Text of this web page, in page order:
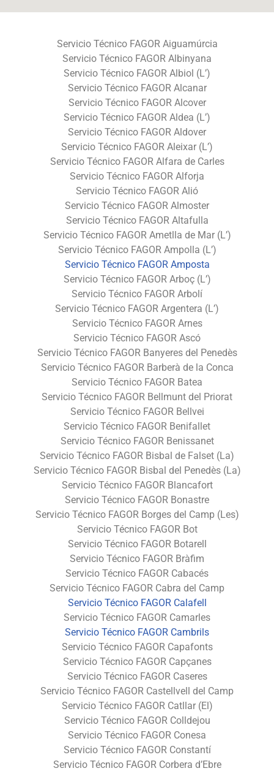
Servicio Técnico FAGOR Aiguamúrcia
Servicio Técnico FAGOR Albinyana
Servicio Técnico FAGOR Albiol (L’)
Servicio Técnico FAGOR Alcanar
Servicio Técnico FAGOR Alcover
Servicio Técnico FAGOR Aldea (L’)
Servicio Técnico FAGOR Aldover
Servicio Técnico FAGOR Aleixar (L’)
Servicio Técnico FAGOR Alfara de Carles
Servicio Técnico FAGOR Alforja
Servicio Técnico FAGOR Alió
Servicio Técnico FAGOR Almoster
Servicio Técnico FAGOR Altafulla
Servicio Técnico FAGOR Ametlla de Mar (L’)
Servicio Técnico FAGOR Ampolla (L’)
Servicio Técnico FAGOR Amposta
Servicio Técnico FAGOR Arboç (L’)
Servicio Técnico FAGOR Arbolí
Servicio Técnico FAGOR Argentera (L’)
Servicio Técnico FAGOR Arnes
Servicio Técnico FAGOR Ascó
Servicio Técnico FAGOR Banyeres del Penedès
Servicio Técnico FAGOR Barberà de la Conca
Servicio Técnico FAGOR Batea
Servicio Técnico FAGOR Bellmunt del Priorat
Servicio Técnico FAGOR Bellvei
Servicio Técnico FAGOR Benifallet
Servicio Técnico FAGOR Benissanet
Servicio Técnico FAGOR Bisbal de Falset (La)
Servicio Técnico FAGOR Bisbal del Penedès (La)
Servicio Técnico FAGOR Blancafort
Servicio Técnico FAGOR Bonastre
Servicio Técnico FAGOR Borges del Camp (Les)
Servicio Técnico FAGOR Bot
Servicio Técnico FAGOR Botarell
Servicio Técnico FAGOR Bràfim
Servicio Técnico FAGOR Cabacés
Servicio Técnico FAGOR Cabra del Camp
Servicio Técnico FAGOR Calafell
Servicio Técnico FAGOR Camarles
Servicio Técnico FAGOR Cambrils
Servicio Técnico FAGOR Capafonts
Servicio Técnico FAGOR Capçanes
Servicio Técnico FAGOR Caseres
Servicio Técnico FAGOR Castellvell del Camp
Servicio Técnico FAGOR Catllar (El)
Servicio Técnico FAGOR Colldejou
Servicio Técnico FAGOR Conesa
Servicio Técnico FAGOR Constantí
Servicio Técnico FAGOR Corbera d’Ebre